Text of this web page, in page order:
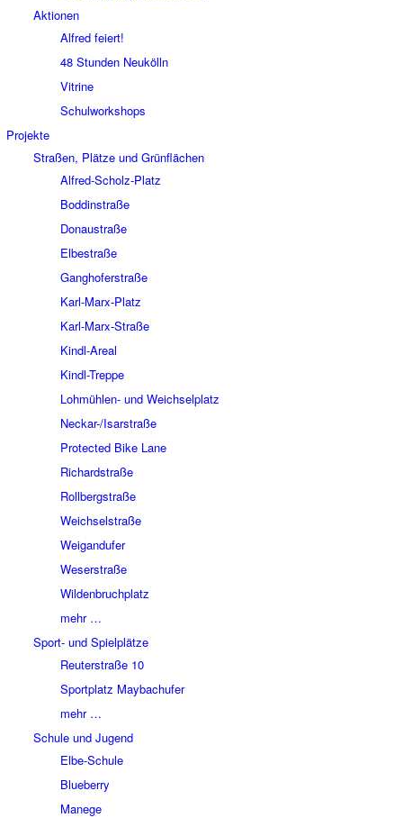
Aktionen
Alfred feiert!
48 Stunden Neukölln
Vitrine
Schulworkshops
Projekte
Straßen, Plätze und Grünflächen
Alfred-Scholz-Platz
Boddinstraße
Donaustraße
Elbestraße
Ganghoferstraße
Karl-Marx-Platz
Karl-Marx-Straße
Kindl-Areal
Kindl-Treppe
Lohmühlen- und Weichselplatz
Neckar-/Isarstraße
Protected Bike Lane
Richardstraße
Rollbergstraße
Weichselstraße
Weigandufer
Weserstraße
Wildenbruchplatz
mehr …
Sport- und Spielplätze
Reuterstraße 10
Sportplatz Maybachufer
mehr …
Schule und Jugend
Elbe-Schule
Blueberry
Manege